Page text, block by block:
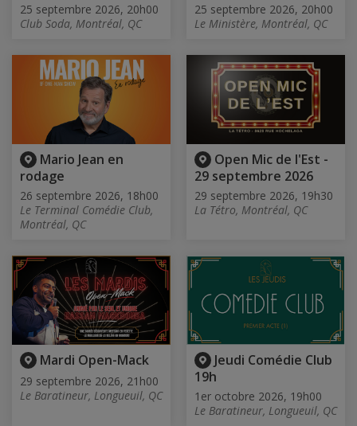
25 septembre 2026, 20h00
Club Soda, Montréal, QC
25 septembre 2026, 20h00
Le Ministère, Montréal, QC
Mario Jean en
rodage
26 septembre 2026, 18h00
Le Terminal Comédie Club,
Montréal, QC
Open Mic de l'Est -
29 septembre 2026
29 septembre 2026, 19h30
La Tétro, Montréal, QC
Mardi Open-Mack
29 septembre 2026, 21h00
Le Baratineur, Longueuil, QC
Jeudi Comédie Club
19h
1er octobre 2026, 19h00
Le Baratineur, Longueuil, QC